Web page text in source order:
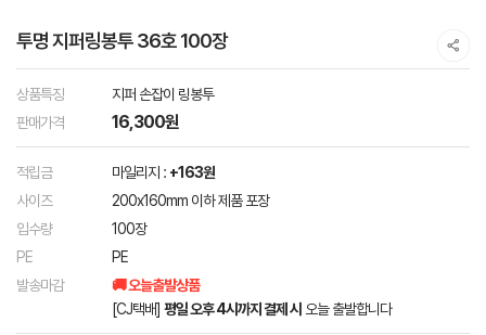
투명 지퍼링봉투 36호 100장
상품특징
지퍼 손잡이 링봉투
판매가격
16,300원
적립금 마일리지 : +163원
사이즈
200x160mm 이하 제품 포장
입수량
100장
PE
PE
발송마감
🚚 오늘출발상품
[CJ택배] 평일 오후 4시까지 결제 시 오늘 출발합니다